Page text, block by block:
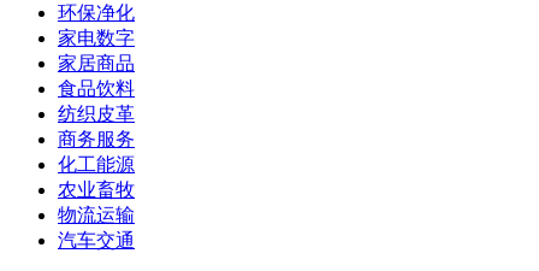
环保净化
家电数字
家居商品
食品饮料
纺织皮革
商务服务
化工能源
农业畜牧
物流运输
汽车交通